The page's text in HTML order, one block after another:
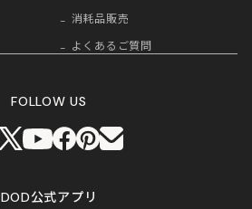
消耗品販売
よくあるご質問
FOLLOW US
DOD公式アプリ